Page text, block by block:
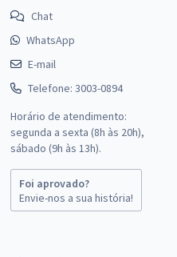
Chat
WhatsApp
E-mail
Telefone: 3003-0894
Horário de atendimento:
segunda a sexta (8h às 20h),
sábado (9h às 13h).
Foi aprovado?
Envie-nos a sua história!